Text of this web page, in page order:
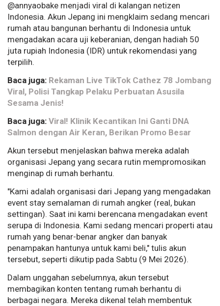
@annyaobake menjadi viral di kalangan netizen
Indonesia. Akun Jepang ini mengklaim sedang mencari
rumah atau bangunan berhantu di Indonesia untuk
mengadakan acara uji keberanian, dengan hadiah 50
juta rupiah Indonesia (IDR) untuk rekomendasi yang
terpilih.
Baca juga: Rekaman Live TikTok Cathez 78 Jombang
Viral, Polisi Tangkap Pelaku Perbuatan Asusila
Sesama Jenis!
Baca juga: Viral! Klinik Kecantikan Ini Ganti DNA
Salmon dengan Air Keran, Berikan Promo Besar
Akun tersebut menjelaskan bahwa mereka adalah
organisasi Jepang yang secara rutin mempromosikan
menginap di rumah berhantu.
"Kami adalah organisasi dari Jepang yang mengadakan
event stay semalaman di rumah angker (real, bukan
settingan). Saat ini kami berencana mengadakan event
serupa di Indonesia. Kami sedang mencari properti atau
rumah yang benar-benar angker dan banyak
penampakan hantunya untuk kami beli," tulis akun
tersebut, seperti dikutip pada Sabtu (9 Mei 2026).
Dalam unggahan sebelumnya, akun tersebut
membagikan konten tentang rumah berhantu di
berbagai negara. Mereka dikenal telah membentuk